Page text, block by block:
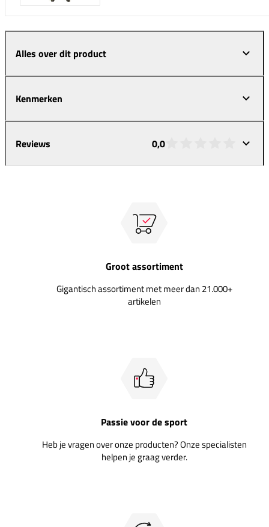
Alles over dit product
Kenmerken
Reviews 0,0
Groot assortiment
Gigantisch assortiment met meer dan 21.000+
artikelen
Passie voor de sport
Heb je vragen over onze producten? Onze specialisten
helpen je graag verder.